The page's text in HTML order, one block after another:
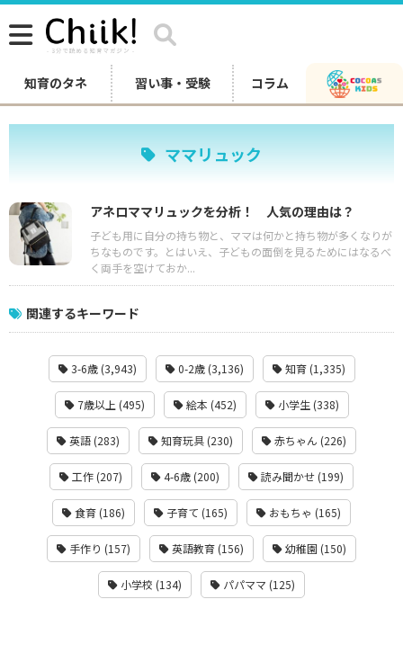
知育のタネ 習い事・受験 コラム
ママリュック
アネロママリュックを分析！ 人気の理由は？
子ども用に自分の持ち物と、ママは何かと持ち物が多くなりが
ちなものです。とはいえ、子どもの面倒を見るためにはなるべ
く両手を空けておか...
関連するキーワード
3-6歳 (3,943) 0-2歳 (3,136) 知育 (1,335)
7歳以上 (495) 絵本 (452) 小学生 (338)
英語 (283) 知育玩具 (230) 赤ちゃん (226)
工作 (207) 4-6歳 (200) 読み聞かせ (199)
食育 (186) 子育て (165) おもちゃ (165)
手作り (157) 英語教育 (156) 幼稚園 (150)
小学校 (134) パパママ (125)